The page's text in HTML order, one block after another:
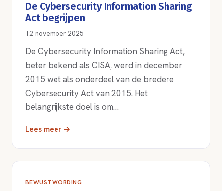
De Cybersecurity Information Sharing
Act begrijpen
12 november 2025
De Cybersecurity Information Sharing Act,
beter bekend als CISA, werd in december
2015 wet als onderdeel van de bredere
Cybersecurity Act van 2015. Het
belangrijkste doel is om…
Lees meer →
BEWUSTWORDING